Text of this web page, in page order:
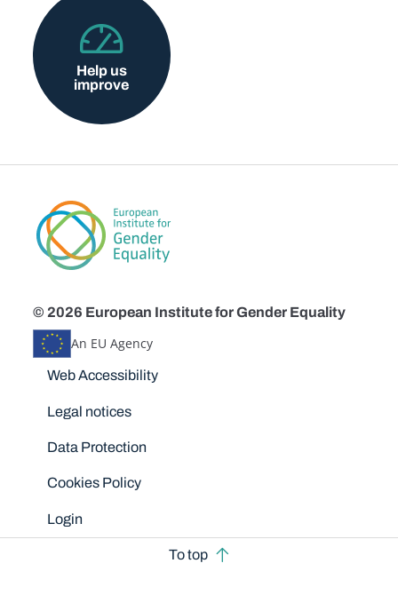
Help us
improve
© 2026 European Institute for Gender Equality
An EU Agency
Disclaimers
Web Accessibility
Legal notices
Data Protection
Cookies Policy
Login
To top